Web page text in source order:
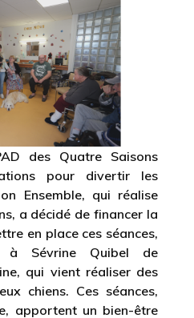
des Quatre Saisons
pour divertir les
Ensemble, qui réalise
a décidé de financer la
en place ces séances,
Sévrine Quibel de
qui vient réaliser des
chiens. Ces séances,
apportent un bien-être